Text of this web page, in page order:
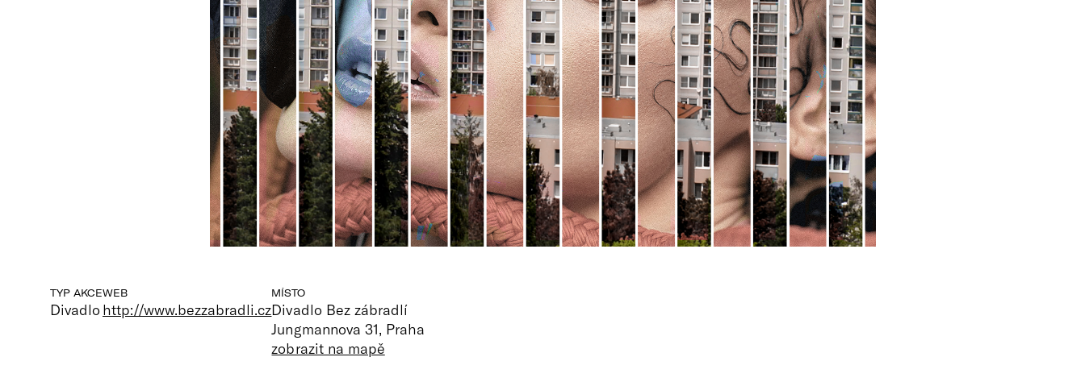
TYP AKCE
Divadlo
WEB
http://www.bezzabradli.cz
MÍSTO
Divadlo Bez zábradlí
Jungmannova 31, Praha
zobrazit na mapě